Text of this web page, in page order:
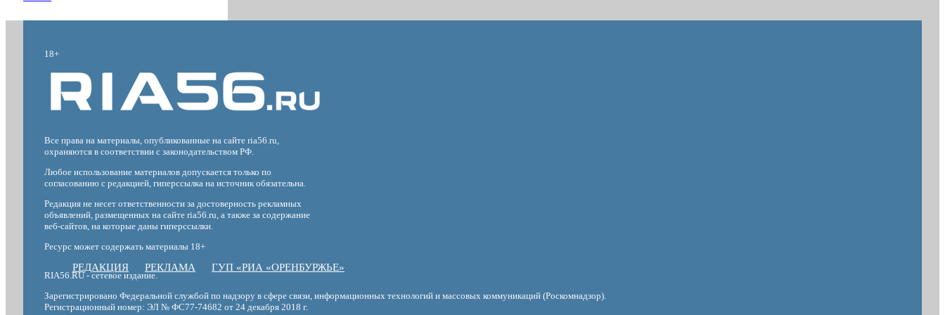
18+
Все права на материалы, опубликованные на сайте ria56.ru,
охраняются в соответствии с законодательством РФ.
Любое использование материалов допускается только по
согласованию с редакцией, гиперссылка на источник обязательна.
Редакция не несет ответственности за достоверность рекламных
объявлений, размещенных на сайте ria56.ru, а также за содержание
веб-сайтов, на которые даны гиперссылки.
Ресурс может содержать материалы 18+
РЕДАКЦИЯ РЕКЛАМА ГУП «РИА «ОРЕНБУРЖЬЕ»
RIA56.RU - сетевое издание.
Зарегистрировано Федеральной службой по надзору в сфере связи, информационных технологий и массовых коммуникаций (Роскомнадзор).
Регистрационный номер: ЭЛ № ФС77-74682 от 24 декабря 2018 г.